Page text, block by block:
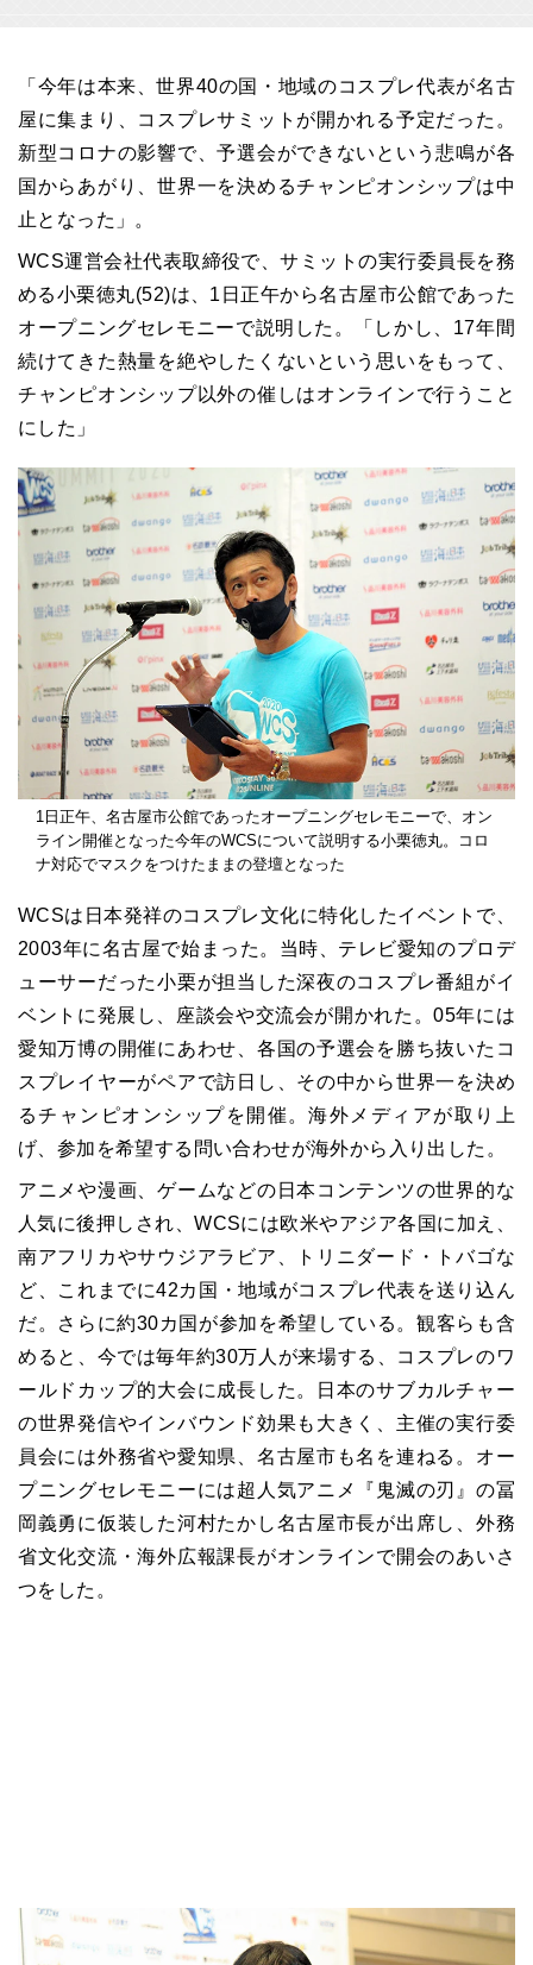
「今年は本来、世界40の国・地域のコスプレ代表が名古
屋に集まり、コスプレサミットが開かれる予定だった。
新型コロナの影響で、予選会ができないという悲鳴が各
国からあがり、世界一を決めるチャンピオンシップは中
止となった」。
WCS運営会社代表取締役で、サミットの実行委員長を務
める小栗徳丸(52)は、1日正午から名古屋市公館であった
オープニングセレモニーで説明した。「しかし、17年間
続けてきた熱量を絶やしたくないという思いをもって、
チャンピオンシップ以外の催しはオンラインで行うこと
にした」
1日正午、名古屋市公館であったオープニングセレモニーで、オン
ライン開催となった今年のWCSについて説明する小栗徳丸。コロ
ナ対応でマスクをつけたままの登壇となった
WCSは日本発祥のコスプレ文化に特化したイベントで、
2003年に名古屋で始まった。当時、テレビ愛知のプロデ
ューサーだった小栗が担当した深夜のコスプレ番組がイ
ベントに発展し、座談会や交流会が開かれた。05年には
愛知万博の開催にあわせ、各国の予選会を勝ち抜いたコ
スプレイヤーがペアで訪日し、その中から世界一を決め
るチャンピオンシップを開催。海外メディアが取り上
げ、参加を希望する問い合わせが海外から入り出した。
アニメや漫画、ゲームなどの日本コンテンツの世界的な
人気に後押しされ、WCSには欧米やアジア各国に加え、
南アフリカやサウジアラビア、トリニダード・トバゴな
ど、これまでに42カ国・地域がコスプレ代表を送り込ん
だ。さらに約30カ国が参加を希望している。観客らも含
めると、今では毎年約30万人が来場する、コスプレのワ
ールドカップ的大会に成長した。日本のサブカルチャー
の世界発信やインバウンド効果も大きく、主催の実行委
員会には外務省や愛知県、名古屋市も名を連ねる。オー
プニングセレモニーには超人気アニメ『鬼滅の刃』の冨
岡義勇に仮装した河村たかし名古屋市長が出席し、外務
省文化交流・海外広報課長がオンラインで開会のあいさ
つをした。